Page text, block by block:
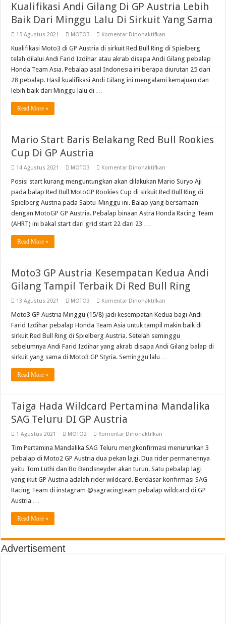
Kualifikasi Andi Gilang Di GP Austria Lebih
Baik Dari Minggu Lalu Di Sirkuit Yang Sama
15 Agustus 2021 MOTO3 Komentar Dinonaktifkan
Andi
Gilang
Di
GP
Austria
Lebih
Kualifikasi Moto3 di GP Austria di sirkuit Red Bull Ring di Spielberg
telah dilalui Andi Farid Izdihar atau akrab disapa Andi Gilang pebalap
Honda Team Asia. Pebalap asal Indonesia ini berapa diurutan 25 dari
28 pebalap. Hasil kualifikasi Andi Gilang ini mengalami kemajuan dan
lebih baik dari Minggu lalu di …
Read More »
Mario Start Baris Belakang Red Bull Rookies
Cup Di GP Austria
14 Agustus 2021 MOTO3 Komentar Dinonaktifkan
Start
Belakang
Red
Bull
Rookies
Posisi start kurang menguntungkan akan dilakukan Mario Suryo Aji
pada balap Red Bull MotoGP Rookies Cup di sirkuit Red Bull Ring di
Spielberg Austria pada Sabtu-Minggu ini. Balap yang bersamaan
dengan MotoGP GP Austria. Pebalap binaan Astra Honda Racing Team
(AHRT) ini bakal start dari grid start 22 dari 23 …
Read More »
Moto3 GP Austria Kesempatan Kedua Andi
Gilang Tampil Terbaik Di Red Bull Ring
13 Agustus 2021 MOTO3 Komentar Dinonaktifkan
GP
Austria
Kesempatan
Kedua
Andi
Gilang
Terbaik
Moto3 GP Austria Minggu (15/8) jadi kesempatan Kedua bagi Andi
Farid Izdihar pebalap Honda Team Asia untuk tampil makin baik di
sirkuit Red Bull Ring di Spielberg Austria. Setelah seminggu
sebelumnya Andi Farid Izdihar yang akrab disapa Andi Gilang balap di
sirkuit yang sama di Moto3 GP Styria. Seminggu lalu …
Read More »
Taiga Hada Wildcard Pertamina Mandalika
SAG Teluru DI GP Austria
1 Agustus 2021 MOTO2 Komentar Dinonaktifkan
Hada
Pertamina
Mandalika
SAG
Teluru
GP
Tim Pertamina Mandalika SAG Teluru mengkonfirmasi menurunkan 3
pebalap di Moto2 GP Austria dua pekan lagi. Dua rider permanennya
yaitu Tom Lüthi dan Bo Bendsneyder akan turun. Satu pebalap lagi
yang ikut GP Austria adalah rider wildcard. Berdasar konfirmasi SAG
Racing Team di instagram @sagracingteam pebalap wildcard di GP
Austria …
Read More »
Advertisement